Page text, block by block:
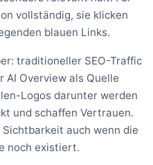
vollständig, sie klicken
blauen Links.
traditioneller SEO-Traffic
AI Overview als Quelle
Logos darunter werden
und schaffen Vertrauen.
auch wenn die
noch existiert.